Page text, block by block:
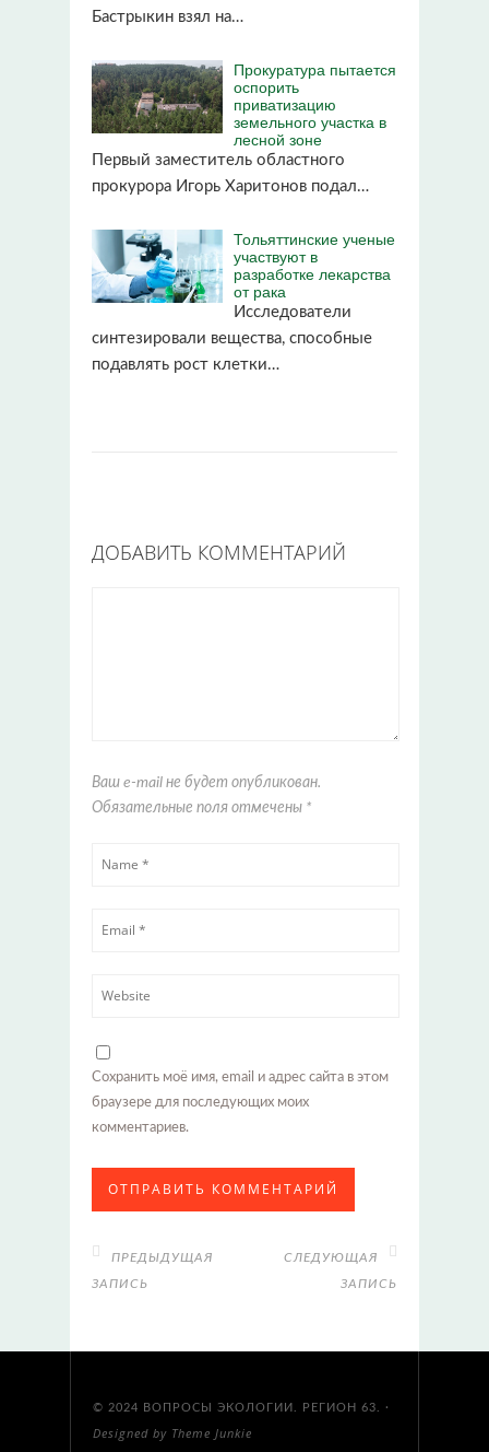
Бастрыкин взял на…
Прокуратура пытается
оспорить
приватизацию
земельного участка в
лесной зоне
Первый заместитель областного
прокурора Игорь Харитонов подал…
Тольяттинские ученые
участвуют в
разработке лекарства
от рака
Исследователи
синтезировали вещества, способные
подавлять рост клетки…
ДОБАВИТЬ КОММЕНТАРИЙ
Ваш e-mail не будет опубликован.
Обязательные поля отмечены *
Сохранить моё имя, email и адрес сайта в этом
браузере для последующих моих
комментариев.
ПРЕДЫДУЩАЯ
ЗАПИСЬ
СЛЕДУЮЩАЯ
ЗАПИСЬ
© 2024 ВОПРОСЫ ЭКОЛОГИИ. РЕГИОН 63. ·
Designed by Theme Junkie